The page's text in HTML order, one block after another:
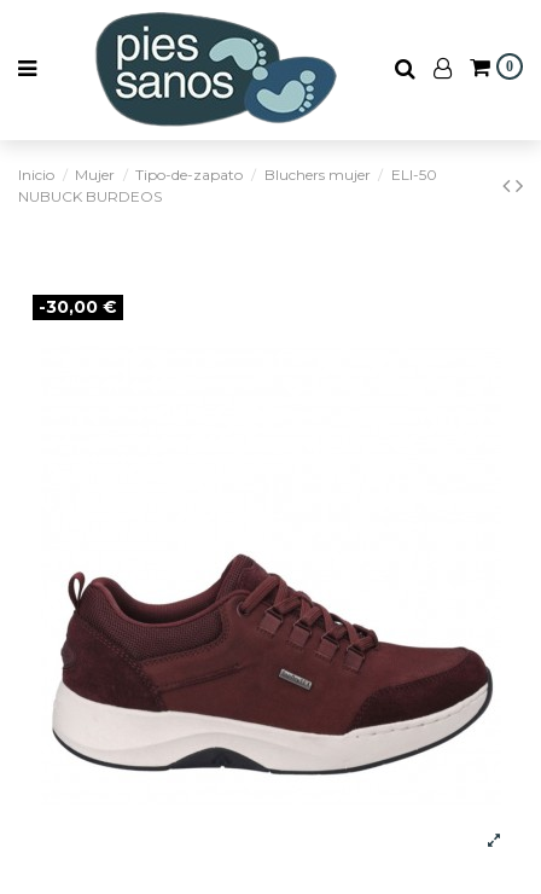
0
Inicio Mujer Tipo-de-zapato Bluchers mujer
ELI-50
NUBUCK BURDEOS
-30,00 €